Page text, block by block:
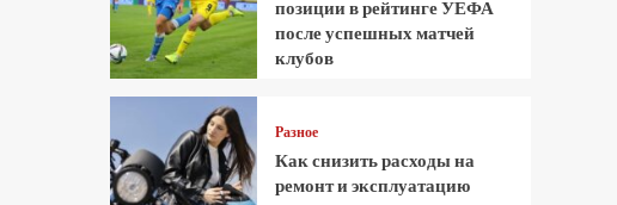
позиции в рейтинге УЕФА
после успешных матчей
клубов
Разное
Как снизить расходы на
ремонт и эксплуатацию